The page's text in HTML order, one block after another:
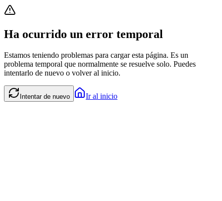
Ha ocurrido un error temporal
Estamos teniendo problemas para cargar esta página. Es un
problema temporal que normalmente se resuelve solo. Puedes
intentarlo de nuevo o volver al inicio.
Intentar de nuevo Ir al inicio